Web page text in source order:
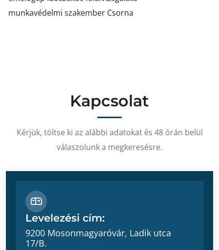
munkavédelmi szakember Csorna
Kapcsolat
Kérjük, töltse ki az alábbi adatokat és 48 órán belül
válaszolunk a megkeresésre.
Levelezési cím:
9200 Mosonmagyaróvár, Ladik utca
17/B.